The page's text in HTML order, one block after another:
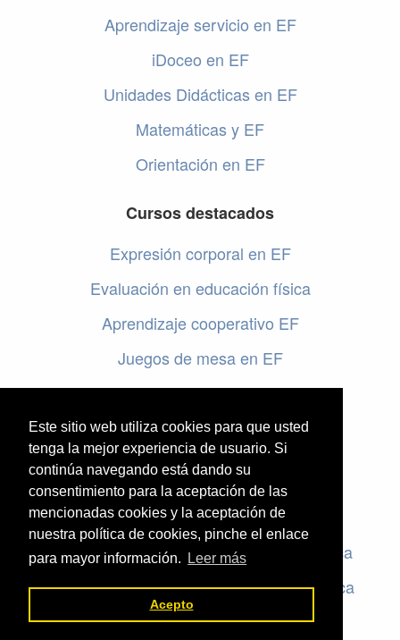
Este sitio web utiliza cookies para que usted
tenga la mejor experiencia de usuario. Si
continúa navegando está dando su
consentimiento para la aceptación de las
mencionadas cookies y la aceptación de
nuestra política de cookies, pinche el enlace
para mayor información.
Leer más
Acepto
Aprendizaje servicio en EF
iDoceo en EF
Unidades Didácticas en EF
Matemáticas y EF
Orientación en EF
Cursos destacados
Expresión corporal en EF
Evaluación en educación física
Aprendizaje cooperativo EF
Juegos de mesa en EF
Programar en EF
Cursos online de educación física
Artículos destacados
Evaluación en educación física
Criterios de evaluación en educación física
Rúbricas de evaluación en educación física